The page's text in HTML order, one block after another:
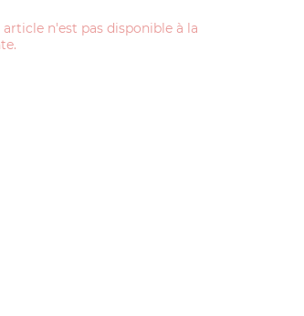
article n'est pas disponible à la